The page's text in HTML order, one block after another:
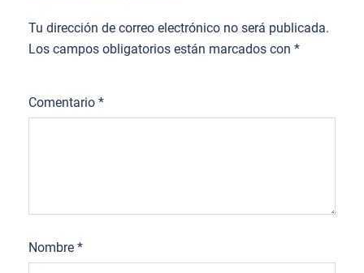
Tu dirección de correo electrónico no será publicada.
Los campos obligatorios están marcados con *
Comentario *
Nombre *